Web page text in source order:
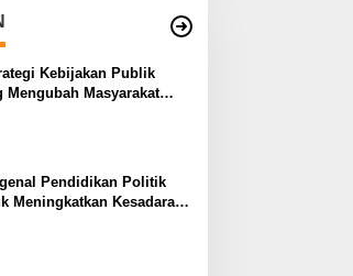
Kebijakan Publik
Mengubah Masyarakat
Pendidikan Politik
Meningkatkan Kesadaran